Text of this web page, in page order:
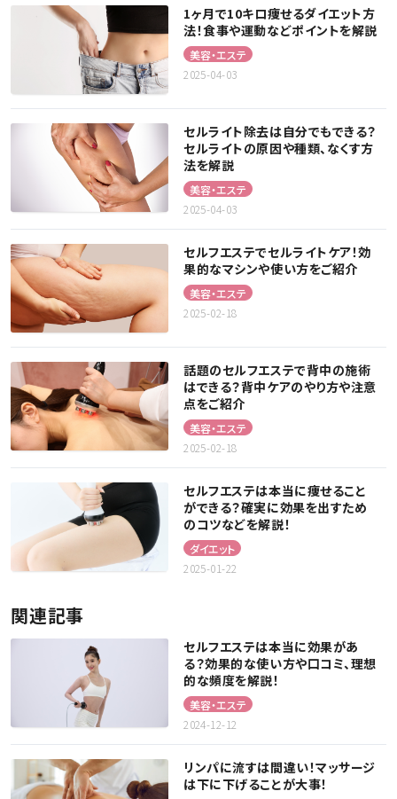
1ヶ月で10キロ痩せるダイエット方
法！食事や運動などポイントを解説
美容・エステ
2025-04-03
セルライト除去は自分でもできる？
セルライトの原因や種類、なくす方
法を解説
美容・エステ
2025-04-03
セルフエステでセルライトケア！効
果的なマシンや使い方をご紹介
美容・エステ
2025-02-18
話題のセルフエステで背中の施術
はできる？背中ケアのやり方や注意
点をご紹介
美容・エステ
2025-02-18
セルフエステは本当に痩せること
ができる？確実に効果を出すため
のコツなどを解説！
ダイエット
2025-01-22
関連記事
セルフエステは本当に効果があ
る？効果的な使い方や口コミ、理想
的な頻度を解説！
美容・エステ
2024-12-12
リンパに流すは間違い！マッサージ
は下に下げることが大事！